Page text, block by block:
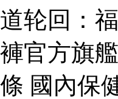
道轮回：
褲官方旗
條 國內保